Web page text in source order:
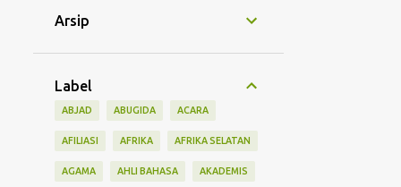
Arsip
Label
ABJAD ABUGIDA ACARA
AFILIASI AFRIKA AFRIKA SELATAN
AGAMA AHLI BAHASA AKADEMIS